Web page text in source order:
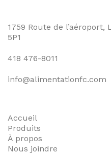
1759 Route de l’aéroport,
5P1
418 476-8011
info@alimentationfc.com
Accueil
Produits
À propos
Nous joindre